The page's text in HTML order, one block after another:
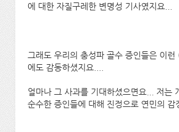
에 대한 자질구레한 변명성 기사였지요...
그래도 우리의 충성파 골수 증인들은 이
에도 감동하셨지요....
얼마나 그 사과를 기대하셨으면요... 저는
순수한 증인들에 대해 진정으로 연민의 감